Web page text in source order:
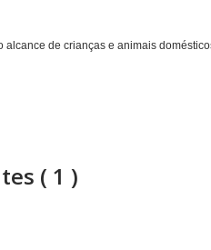
de crianças e animais
( 1 )